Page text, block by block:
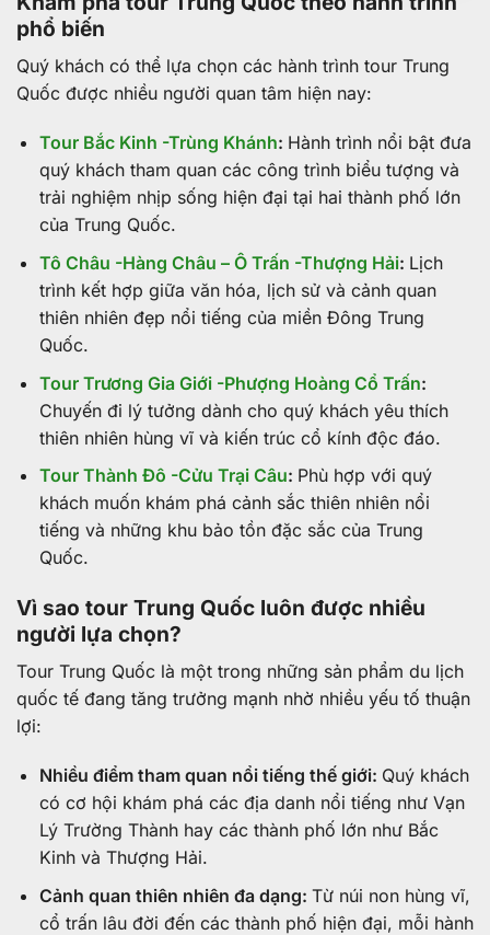
phổ biến
Quý khách có thể lựa chọn các hành trình tour Trung
Quốc được nhiều người quan tâm hiện nay:
Tour Bắc Kinh -Trùng Khánh: Hành trình nổi bật đưa
quý khách tham quan các công trình biểu tượng và
trải nghiệm nhịp sống hiện đại tại hai thành phố lớn
của Trung Quốc.
Tô Châu -Hàng Châu – Ô Trấn -Thượng Hải: Lịch
trình kết hợp giữa văn hóa, lịch sử và cảnh quan
thiên nhiên đẹp nổi tiếng của miền Đông Trung
Quốc.
Tour Trương Gia Giới -Phượng Hoàng Cổ Trấn:
Chuyến đi lý tưởng dành cho quý khách yêu thích
thiên nhiên hùng vĩ và kiến trúc cổ kính độc đáo.
Tour Thành Đô -Cửu Trại Câu: Phù hợp với quý
khách muốn khám phá cảnh sắc thiên nhiên nổi
tiếng và những khu bảo tồn đặc sắc của Trung
Quốc.
Vì sao tour Trung Quốc luôn được nhiều
người lựa chọn?
Tour Trung Quốc là một trong những sản phẩm du lịch
quốc tế đang tăng trưởng mạnh nhờ nhiều yếu tố thuận
lợi:
Nhiều điểm tham quan nổi tiếng thế giới: Quý khách
có cơ hội khám phá các địa danh nổi tiếng như Vạn
Lý Trường Thành hay các thành phố lớn như Bắc
Kinh và Thượng Hải.
Cảnh quan thiên nhiên đa dạng: Từ núi non hùng vĩ,
cổ trấn lâu đời đến các thành phố hiện đại, mỗi hành